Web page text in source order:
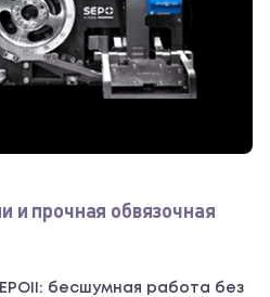
и прочная обвязочная
бесшумная работа без